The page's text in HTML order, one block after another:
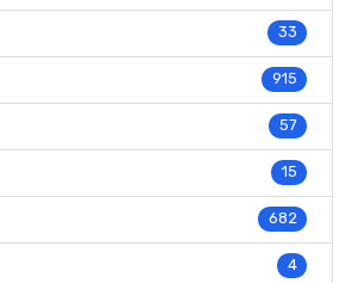
33
915
57
15
682
4